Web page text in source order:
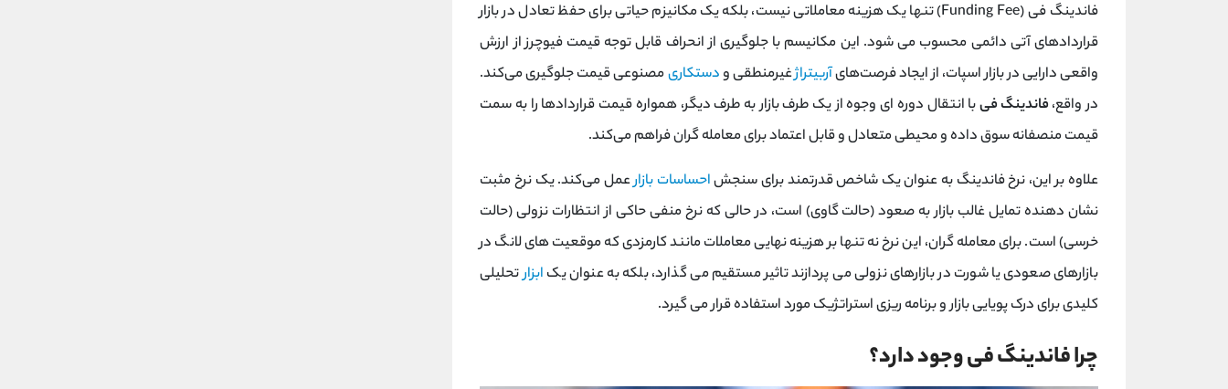
فاندینگ فی (Funding Fee) تنها یک هزینه معاملاتی نیست، بلکه یک مکانیزم حیاتی برای حفظ تعادل در بازار
قراردادهای آتی دائمی محسوب می ‌شود. این مکانیسم با جلوگیری از انحراف قابل توجه قیمت فیوچرز از ارزش
واقعی دارایی در بازار اسپات، از ایجاد فرصت‌هایآربیتراژغیرمنطقی ودستکاریمصنوعی قیمت جلوگیری می‌کند.
در واقع،فاندینگ فیبا انتقال دوره ‌ای وجوه از یک طرف بازار به طرف دیگر، همواره قیمت قراردادها را به سمت
قیمت منصفانه سوق داده و محیطی متعادل و قابل اعتماد برای معامله‌ گران فراهم می‌کند.
علاوه بر این، نرخ فاندینگ به عنوان یک شاخص قدرتمند برای سنجشاحساسات بازارعمل می‌کند. یک نرخ مثبت
نشان‌ دهنده تمایل غالب بازار به صعود (حالت گاوی) است، در حالی که نرخ منفی حاکی از انتظارات نزولی (حالت
خرسی) است. برای معامله‌ گران، این نرخ نه تنها بر هزینه نهایی معاملات مانند کارمزدی که موقعیت ‌های لانگ در
بازارهای صعودی یا شورت در بازارهای نزولی می ‌پردازند تاثیر مستقیم می‌ گذارد، بلکه به عنوان یک ابزارتحلیلی
کلیدی برای درک پویایی بازار و برنامه ‌ریزی استراتژیک مورد استفاده قرار می ‌گیرد.
چرا فاندینگ فی وجود دارد؟